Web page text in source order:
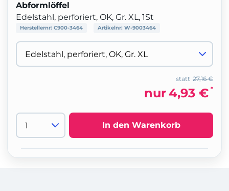
Abformlöffel
Edelstahl, perforiert, OK, Gr. XL, 1St
Herstellernr: C900-3464 Artikelnr: W-9003464
27,16 €
statt
nur4,93 € *
In den Warenkorb